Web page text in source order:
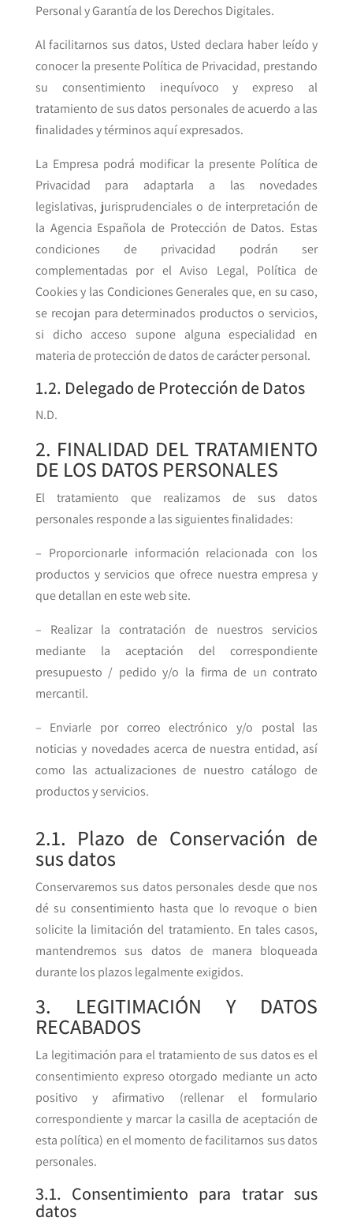
Personal y Garantía de los Derechos Digitales.
Al facilitarnos sus datos, Usted declara haber leído y
conocer la presente Política de Privacidad, prestando
su consentimiento inequívoco y expreso al
tratamiento de sus datos personales de acuerdo a las
finalidades y términos aquí expresados.
La Empresa podrá modificar la presente Política de
Privacidad para adaptarla a las novedades
legislativas, jurisprudenciales o de interpretación de
la Agencia Española de Protección de Datos. Estas
condiciones de privacidad podrán ser
complementadas por el Aviso Legal, Política de
Cookies y las Condiciones Generales que, en su caso,
se recojan para determinados productos o servicios,
si dicho acceso supone alguna especialidad en
materia de protección de datos de carácter personal.
1.2. Delegado de Protección de Datos
N.D.
2. FINALIDAD DEL TRATAMIENTO
DE LOS DATOS PERSONALES
El tratamiento que realizamos de sus datos
personales responde a las siguientes finalidades:
– Proporcionarle información relacionada con los
productos y servicios que ofrece nuestra empresa y
que detallan en este web site.
– Realizar la contratación de nuestros servicios
mediante la aceptación del correspondiente
presupuesto / pedido y/o la firma de un contrato
mercantil.
– Enviarle por correo electrónico y/o postal las
noticias y novedades acerca de nuestra entidad, así
como las actualizaciones de nuestro catálogo de
productos y servicios.
2.1. Plazo de Conservación de
sus datos
Conservaremos sus datos personales desde que nos
dé su consentimiento hasta que lo revoque o bien
solicite la limitación del tratamiento. En tales casos,
mantendremos sus datos de manera bloqueada
durante los plazos legalmente exigidos.
3. LEGITIMACIÓN Y DATOS
RECABADOS
La legitimación para el tratamiento de sus datos es el
consentimiento expreso otorgado mediante un acto
positivo y afirmativo (rellenar el formulario
correspondiente y marcar la casilla de aceptación de
esta política) en el momento de facilitarnos sus datos
personales.
3.1. Consentimiento para tratar sus
datos